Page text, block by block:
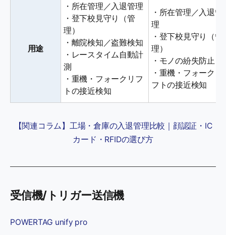
用途
・所在管理／入退管理
・登下校見守り（管
理）
・離院検知／盗難検知
・レースタイム自動計
測
・重機・フォークリフ
トの接近検知
・所在管理／入退管
理
・登下校見守り（管
理）
・モノの紛失防止
・重機・フォークリ
フトの接近検知
【関連コラム】工場・倉庫の入退管理比較｜顔認証・IC
カード・RFIDの選び方
受信機/トリガー送信機
POWERTAG unify pro